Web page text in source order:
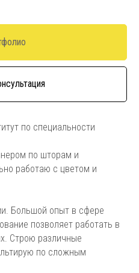
по специальности
по шторам и
работаю с цветом и
Большой опыт в сфере
позволяет работать в
Строю различные
по сложным